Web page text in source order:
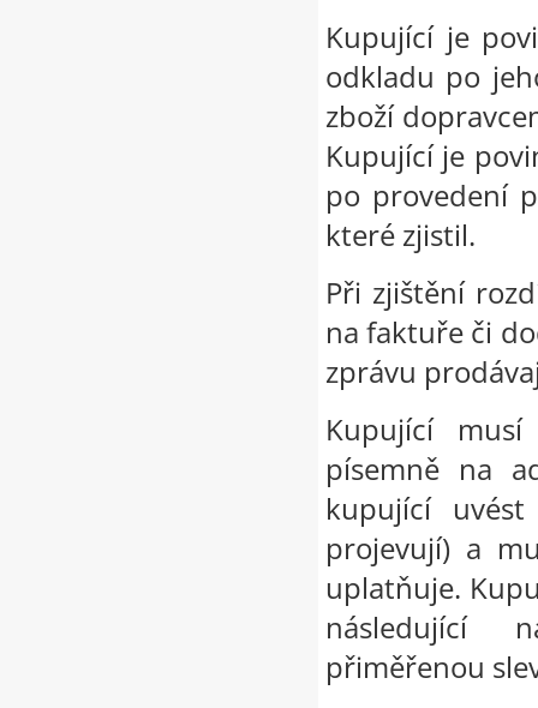
Kupující je
odkladu po
zboží
Kupující je
po provedení
které zjistil.
Při zjištění
na faktuře či
zprávu
Kupující
písemně na
kupující
projevují) a
uplatňuje.
následující
přiměřenou